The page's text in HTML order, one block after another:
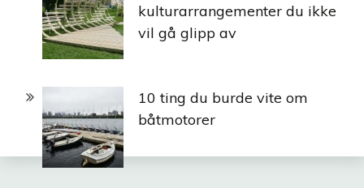
kulturarrangementer du ikke
vil gå glipp av
10 ting du burde vite om
båtmotorer